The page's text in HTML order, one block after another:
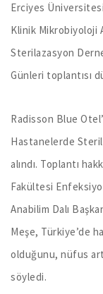
Erciyes
Klinik Mikrobiyoloji
Sterilazasyon
Günleri toplantısı
Radisson Blue
Hastanelerde
alındı. Toplantı
Fakültesi
Anabilim Dalı
Meşe, Türkiye’de
olduğunu, nüfus
söyledi.